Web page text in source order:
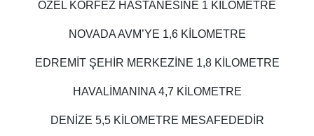
ÖZEL KÖRFEZ HASTANESİNE 1 KİLOMETRE
NOVADA AVM’YE 1,6 KİLOMETRE
EDREMİT ŞEHİR MERKEZİNE 1,8 KİLOMETRE
HAVALİMANINA 4,7 KİLOMETRE
DENİZE 5,5 KİLOMETRE MESAFEDEDİR